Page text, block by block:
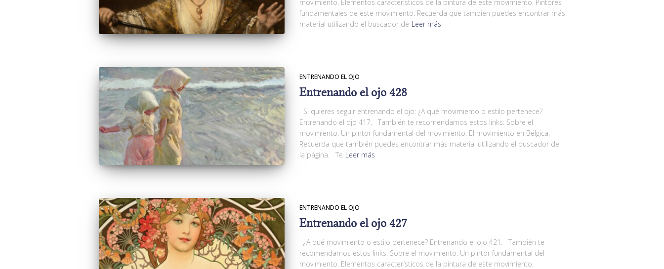
movimiento. Elementos característicos de la pintura de este movimiento. Pintores
fundamentales de este movimiento. Recuerda que también puedes encontrar más
material utilizando el buscador de Leer más
ENTRENANDO EL OJO
Entrenando el ojo 428
Si quieres seguir entrenando el ojo: ¿A qué movimiento o estilo pertenece?
Entrenando el ojo 417. También te recomendamos estos links: Sobre el
movimiento. Un pintor fundamental del movimiento. El movimiento en Bélgica.
Recuerda que también puedes encontrar más material utilizando el buscador de
la página. Te Leer más
ENTRENANDO EL OJO
Entrenando el ojo 427
¿A qué movimiento o estilo pertenece? Entrenando el ojo 421. También te
recomendamos estos links: Sobre el movimiento. Un pintor fundamental del
movimiento. Elementos característicos de la pintura de este movimiento.